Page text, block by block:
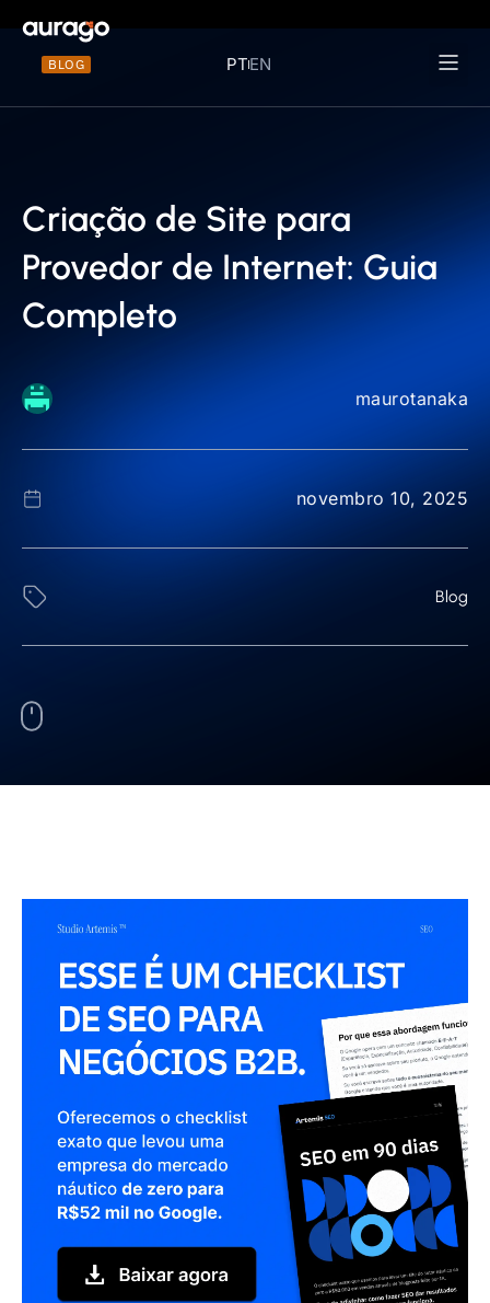
BLOG PTEN
Criação de Site para
Provedor de Internet: Guia
Completo
maurotanaka
novembro 10, 2025
Blog